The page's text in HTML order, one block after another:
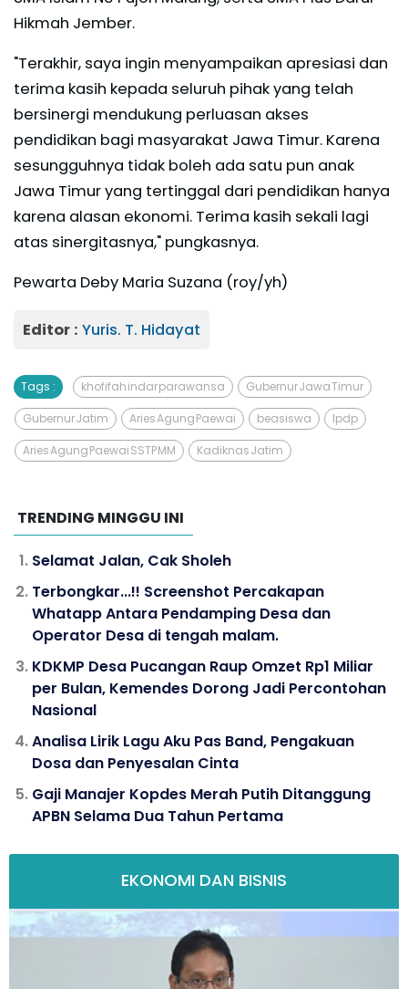
Hikmah Jember.
"Terakhir, saya ingin menyampaikan apresiasi dan
terima kasih kepada seluruh pihak yang telah
bersinergi mendukung perluasan akses
pendidikan bagi masyarakat Jawa Timur. Karena
sesungguhnya tidak boleh ada satu pun anak
Jawa Timur yang tertinggal dari pendidikan hanya
karena alasan ekonomi. Terima kasih sekali lagi
atas sinergitasnya," pungkasnya.
Pewarta Deby Maria Suzana (roy/yh)
Editor : Yuris. T. Hidayat
Tags : khofifah indar parawansa Gubernur Jawa Timur
Gubernur Jatim Aries Agung Paewai beasiswa lpdp
Aries Agung Paewai SSTP MM Kadiknas Jatim
TRENDING MINGGU INI
Selamat Jalan, Cak Sholeh
Terbongkar...!! Screenshot Percakapan
Whatapp Antara Pendamping Desa dan
Operator Desa di tengah malam.
KDKMP Desa Pucangan Raup Omzet Rp1 Miliar
per Bulan, Kemendes Dorong Jadi Percontohan
Nasional
Analisa Lirik Lagu Aku Pas Band, Pengakuan
Dosa dan Penyesalan Cinta
Gaji Manajer Kopdes Merah Putih Ditanggung
APBN Selama Dua Tahun Pertama
EKONOMI DAN BISNIS